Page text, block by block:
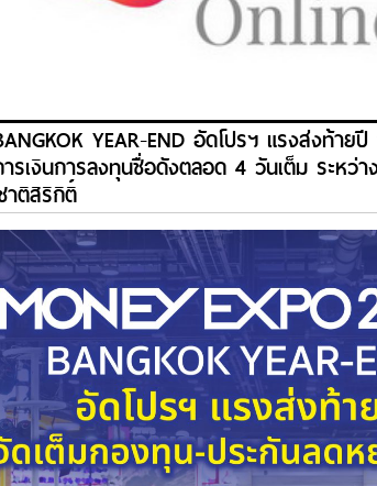
YEAR-END อัดโปรฯ แรงส่งท้า
เงินการลงทุนชื่อดังตลอด 4 วันเต็ม ระหว่
าติสิริกิติ์